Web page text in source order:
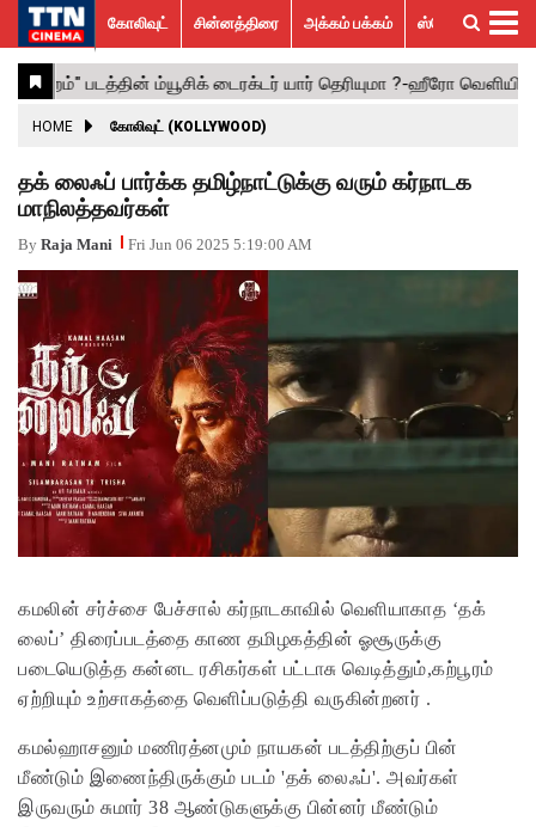
கோலிவுட்
சின்னத்திரை
பாலிவுட்
ஹாலிவுட்
அக்கம்
பக்கம்
ஸ்பெஷல்
ஸ்டோரீஸ்
விமர்சனம்
GALLERY
ACTRESS
ACTORS
MOVIESTILLS
EVENTS
VIDEOS
What’s
Hot
Trending
News
கோலிவுட் சின்னத்திரை அக்கம் பக்கம் ஸ்பெஷல் ஸ்டோரீஸ்
HOME கோலிவுட் (KOLLYWOOD)
தக் லைஃப் பார்க்க தமிழ்நாட்டுக்கு வரும் கர்நாடக
மாநிலத்தவர்கள்
By Raja Mani Fri Jun 06 2025 5:19:00 AM
கமலின் சர்ச்சை பேச்சால் கர்நாடகாவில் வெளியாகாத ‘தக்
லைப்’ திரைப்படத்தை காண தமிழகத்தின் ஓசூருக்கு
படையெடுத்த கன்னட ரசிகர்கள் பட்டாசு வெடித்தும்,கற்பூரம்
ஏற்றியும் உற்சாகத்தை வெளிப்படுத்தி வருகின்றனர் .
கமல்ஹாசனும் மணிரத்னமும் நாயகன் படத்திற்குப் பின்
மீண்டும் இணைந்திருக்கும் படம் 'தக் லைஃப்'. அவர்கள்
இருவரும் சுமார் 38 ஆண்டுகளுக்கு பின்னர் மீண்டும்